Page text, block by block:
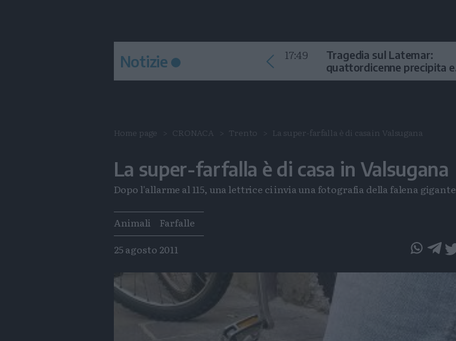
Notizie 17:49
Tragedia sul Latemar:
quattordicenne precipita e
muore
Home page CRONACA Trento La super-farfalla è di casa in Valsugana
La super-farfalla è di casa in Valsugana
Dopo l'allarme al 115, una lettrice ci invia una fotografia della falena gigante
Tags
Animali
Farfalle
25 agosto 2011